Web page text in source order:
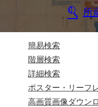
所
簡易検索
階層検索
詳細検索
ポスター・リーフ
高画質画像ダウン